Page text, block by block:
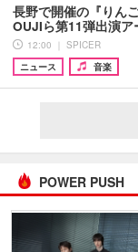
長野で開催の『りん
OUJIら第11弾出演
12:00 ｜ SPICER
ニュース
音楽
POWER PUSH